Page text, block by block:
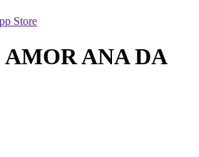
Store
ANA DA